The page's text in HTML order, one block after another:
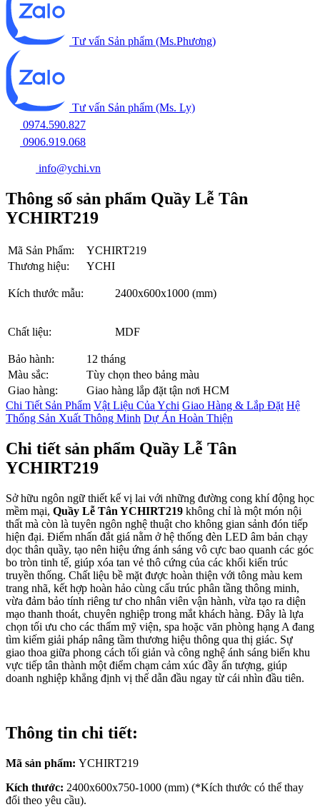
Tư vấn Sản phẩm (Ms.Phương)
Tư vấn Sản phẩm (Ms. Ly)
0974.590.827
0906.919.068
info@ychi.vn
Thông số sản phẩm Quầy Lễ Tân
YCHIRT219
Mã Sản Phẩm:
YCHIRT219
Thương hiệu:
YCHI
Kích thước mẫu: 2400x600x1000 (mm)
Chất liệu: MDF
Bảo hành:
12 tháng
Màu sắc:
Tùy chọn theo bảng màu
Giao hàng:
Giao hàng lắp đặt tận nơi HCM
Chi Tiết Sản Phẩm Vật Liệu Của Ychi Giao Hàng & Lắp Đặt Hệ
Thống Sản Xuất Thông Minh Dự Án Hoàn Thiện
Chi tiết sản phẩm Quầy Lễ Tân
YCHIRT219
Sở hữu ngôn ngữ thiết kế vị lai với những đường cong khí động học
mềm mại, Quầy Lễ Tân YCHIRT219 không chỉ là một món nội
thất mà còn là tuyên ngôn nghệ thuật cho không gian sảnh đón tiếp
hiện đại. Điểm nhấn đắt giá nằm ở hệ thống đèn LED âm bản chạy
dọc thân quầy, tạo nên hiệu ứng ánh sáng vô cực bao quanh các góc
bo tròn tinh tế, giúp xóa tan vẻ thô cứng của các khối kiến trúc
truyền thống. Chất liệu bề mặt được hoàn thiện với tông màu kem
trang nhã, kết hợp hoàn hảo cùng cấu trúc phân tầng thông minh,
vừa đảm bảo tính riêng tư cho nhân viên vận hành, vừa tạo ra diện
mạo thanh thoát, chuyên nghiệp trong mắt khách hàng. Đây là lựa
chọn tối ưu cho các thẩm mỹ viện, spa hoặc văn phòng hạng A đang
tìm kiếm giải pháp nâng tầm thương hiệu thông qua thị giác. Sự
giao thoa giữa phong cách tối giản và công nghệ ánh sáng biến khu
vực tiếp tân thành một điểm chạm cảm xúc đầy ấn tượng, giúp
doanh nghiệp khẳng định vị thế dẫn đầu ngay từ cái nhìn đầu tiên.
Thông tin chi tiết:
Mã sản phẩm: YCHIRT219
Kích thước: 2400x600x750-1000 (mm) (*Kích thước có thể thay
đổi theo yêu cầu).